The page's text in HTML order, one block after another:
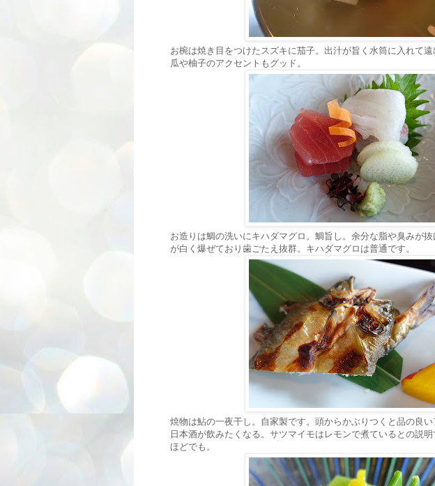
お椀は焼き目をつけたスズキに茄子。出汁が旨く水筒に入れて
瓜や柚子のアクセントもグッド。
お造りは鯛の洗いにキハダマグロ。鯛旨し。余分な脂や臭みが
が白く爆ぜており歯ごたえ抜群。キハダマグロは普通です。
焼物は鮎の一夜干し。自家製です。頭からかぶりつくと品の良
日本酒が飲みたくなる。サツマイモはレモンで煮ているとの説
ほどでも。